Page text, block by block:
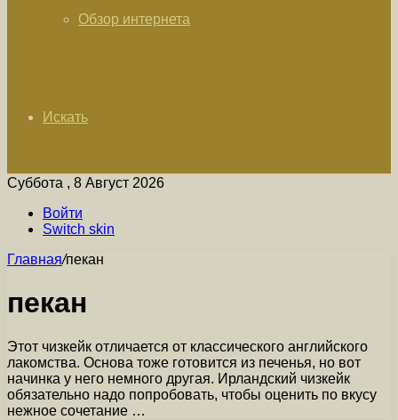
Обзор интернета
Искать
Суббота , 8 Август 2026
Войти
Switch skin
Главная/пекан
пекан
Этот чизкейк отличается от классического английского
лакомства. Основа тоже готовится из печенья, но вот
начинка у него немного другая. Ирландский чизкейк
обязательно надо попробовать, чтобы оценить по вкусу
нежное сочетание …